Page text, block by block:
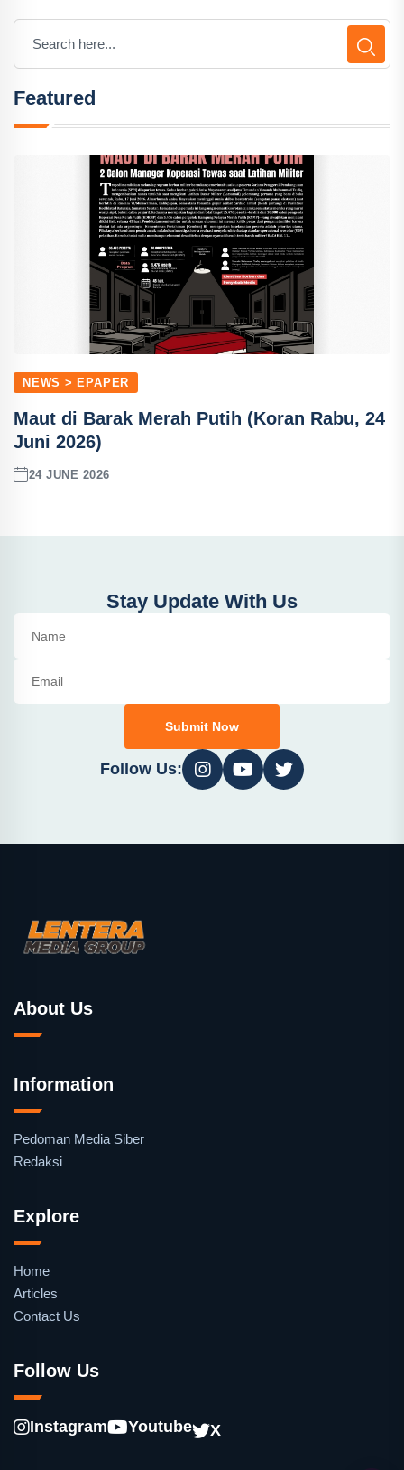
Featured
NEWS > EPAPER
Maut di Barak Merah Putih (Koran Rabu, 24
Juni 2026)
24 JUNE 2026
Stay Update With Us
Submit Now
Follow Us:
About Us
Information
Pedoman Media Siber
Redaksi
Explore
Home
Articles
Contact Us
Follow Us
Instagram Youtube X